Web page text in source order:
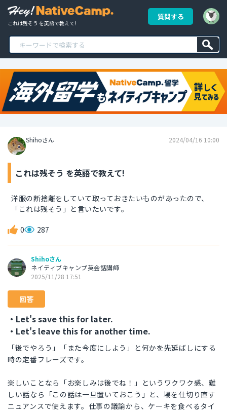
これは残そう を英語で教えて!
質問する
Shihoさん 2024/04/16 10:00
これは残そう を英語で教えて!
洋服の断捨離をしていて取っておきたいものがあったので、
「これは残そう」と言いたいです。
0 287
Shihoさん
ネイティブキャンプ英会話講師
2025/11/28 17:51
回答
・Let's save this for later.
・Let's leave this for another time.
「後でやろう」「また今度にしよう」と何かを先延ばしにする
時の定番フレーズです。
楽しいことなら「お楽しみは後でね！」というワクワク感、難
しい話なら「この話は一旦置いておこう」と、場を仕切り直す
ニュアンスで使えます。仕事の議論から、ケーキを食べるタイ